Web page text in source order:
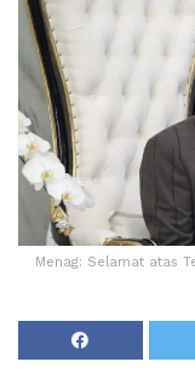
Menag: Selamat atas